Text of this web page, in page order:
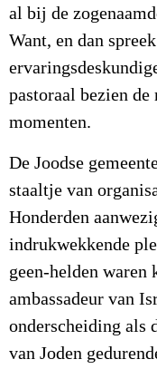
al bij de
Want, en dan
pastoraal bezien de
momenten.
De Joodse
staaltje van
Honderden
indrukwekkende
geen-helden waren
ambassadeur van
onderscheiding als
van Joden